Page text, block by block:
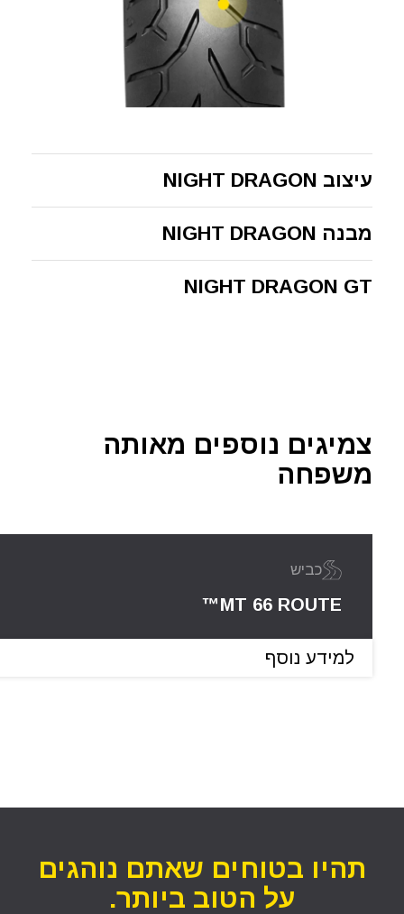
עיצוב NIGHT DRAGON
מבנה NIGHT DRAGON
NIGHT DRAGON GT
צמיגים נוספים מאותה
משפחה
כביש
MT 66 ROUTE™
למידע נוסף
תהיו בטוחים שאתם נוהגים
על הטוב ביותר.